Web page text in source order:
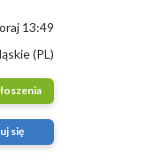
13:49
(PL)
się